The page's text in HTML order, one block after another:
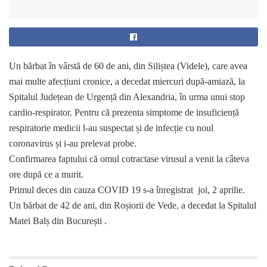
Un bărbat în vârstă de 60 de ani, din Siliștea (Videle), care avea
mai multe afecțiuni cronice, a decedat miercuri după-amiază, la
Spitalul Județean de Urgență din Alexandria, în urma unui stop
cardio-respirator. Pentru că prezenta simptome de insuficiență
respiratorie medicii l-au suspectat și de infecție cu noul
coronavirus și i-au prelevat probe.
Confirmarea faptului că omul cotractase virusul a venit la câteva
ore după ce a murit.
Primul deces din cauza COVID 19 s-a înregistrat joi, 2 aprilie.
Un bărbat de 42 de ani, din Roșiorii de Vede, a decedat la Spitalul
Matei Balș din București .